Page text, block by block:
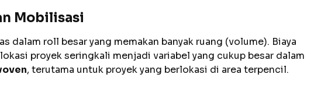
Mobilisasi
dalam roll besar yang memakan banyak ruang (volume). Biaya
proyek seringkali menjadi variabel yang cukup besar dalam
, terutama untuk proyek yang berlokasi di area terpencil.